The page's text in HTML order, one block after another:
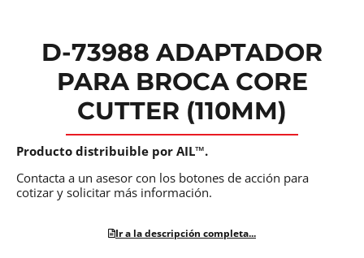
D-73988 ADAPTADOR
PARA BROCA CORE
CUTTER (110MM)
Producto distribuible por AIL™.
Contacta a un asesor con los botones de acción para
cotizar y solicitar más información.
Ir a la descripción completa...